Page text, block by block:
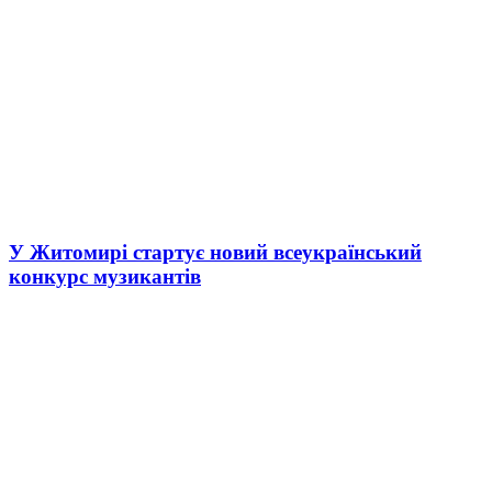
У Житомирі стартує новий всеукраїнський
конкурс музикантів